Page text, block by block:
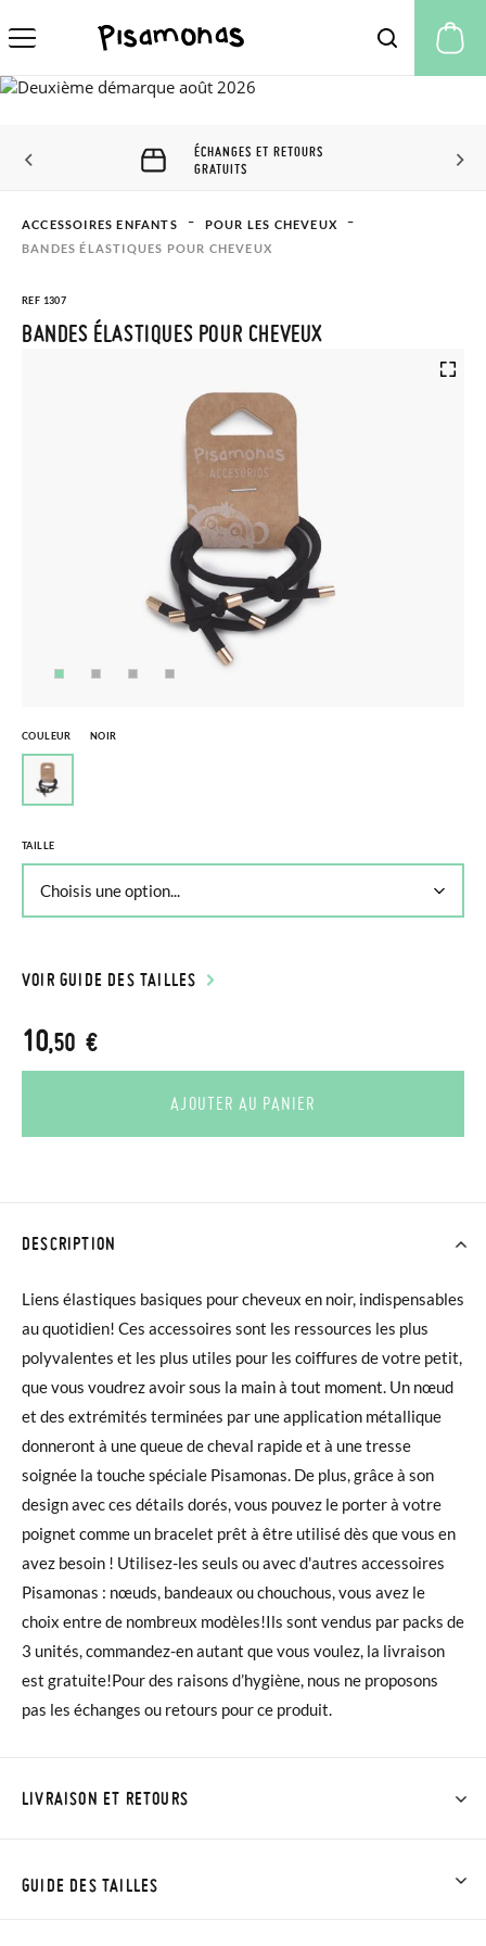
ÉCHANGES ET RETOURS
GRATUITS
ACCESSOIRES ENFANTS
POUR LES CHEVEUX
BANDES ÉLASTIQUES POUR CHEVEUX
REF 1307
BANDES ÉLASTIQUES POUR CHEVEUX
COULEUR NOIR
TAILLE
VOIR GUIDE DES TAILLES
10,50 €
AJOUTER AU PANIER
DESCRIPTION
Liens élastiques basiques pour cheveux en noir, indispensables
au quotidien! Ces accessoires sont les ressources les plus
polyvalentes et les plus utiles pour les coiffures de votre petit,
que vous voudrez avoir sous la main à tout moment. Un nœud
et des extrémités terminées par une application métallique
donneront à une queue de cheval rapide et à une tresse
soignée la touche spéciale Pisamonas. De plus, grâce à son
design avec ces détails dorés, vous pouvez le porter à votre
poignet comme un bracelet prêt à être utilisé dès que vous en
avez besoin ! Utilisez-les seuls ou avec d'autres accessoires
Pisamonas : nœuds, bandeaux ou chouchous, vous avez le
choix entre de nombreux modèles!Ils sont vendus par packs de
3 unités, commandez-en autant que vous voulez, la livraison
est gratuite!Pour des raisons d’hygiène, nous ne proposons
pas les échanges ou retours pour ce produit.
LIVRAISON ET RETOURS
commandes inférieures à 30 €, la livraison standard coûte
GUIDE DES TAILLES